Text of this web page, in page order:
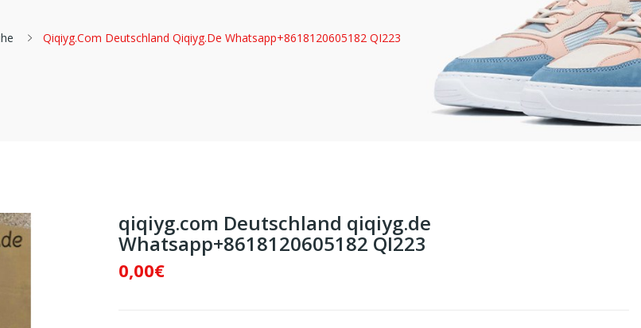
Qiqiyg.com Deutschland Qiqiyg.de Whatsapp+8618120605182 QI223
qiqiyg.com Deutschland qiqiyg.de
Whatsapp+8618120605182 QI223
0,00€